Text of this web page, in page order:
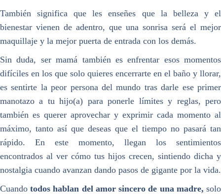
También significa que les enseñes que la belleza y el
bienestar vienen de adentro, que una sonrisa será el mejor
maquillaje y la mejor puerta de entrada con los demás.
Sin duda, ser mamá también es enfrentar esos momentos
difíciles en los que solo quieres encerrarte en el baño y llorar,
es sentirte la peor persona del mundo tras darle ese primer
manotazo a tu hijo(a) para ponerle límites y reglas, pero
también es querer aprovechar y exprimir cada momento al
máximo, tanto así que deseas que el tiempo no pasará tan
rápido. En este momento, llegan los sentimientos
encontrados al ver cómo tus hijos crecen, sintiendo dicha y
nostalgia cuando avanzan dando pasos de gigante por la vida.
Cuandotodos hablan del amor sincero de una madre, solo